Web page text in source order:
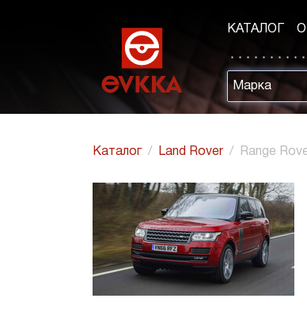
КАТАЛОГ
Каталог Land Rover Range